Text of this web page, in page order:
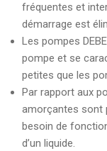
fréquentes et
démarrage est
Les pompes
pompe et se
petites que les
Par rapport aux
amorçantes sont
besoin de
d’un liquide.